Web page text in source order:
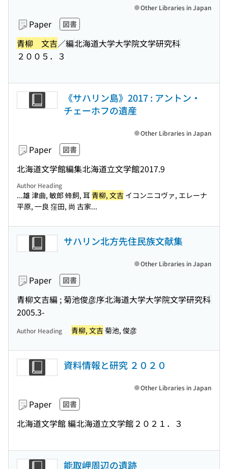
Paper 図書
青柳 文吉／編北海道大学大学院文学研究科
２００５．３
Other Libraries in Japan
《サハリン島》2017 : アントン・
チェーホフの遺産
Paper 図書
北海道文学館編集北海道立文学館2017.9
Other Libraries in Japan
Author Heading
...雄 津曲, 敏郎 蜂飼, 耳青柳, 文吉 イコンニコヴァ, エレーナ
平原, 一良 窪田, 尚 古家...
サハリン北方先住民族文献集
Paper 図書
青柳文吉編 ; 菊池俊彦序北海道大学大学院文学研究科
2005.3-
Other Libraries in Japan
Author Heading 青柳, 文吉 菊池, 俊彦
資料情報と研究 ２０２０
Paper 図書
北海道文学館 編北海道立文学館 ２０２１．３
Other Libraries in Japan
能取岬周辺の遺跡